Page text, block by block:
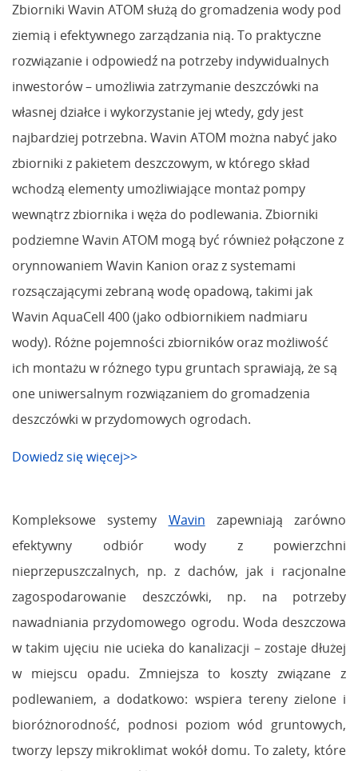
Zbiorniki Wavin ATOM służą do gromadzenia wody pod
ziemią i efektywnego zarządzania nią. To praktyczne
rozwiązanie i odpowiedź na potrzeby indywidualnych
inwestorów – umożliwia zatrzymanie deszczówki na
własnej działce i wykorzystanie jej wtedy, gdy jest
najbardziej potrzebna. Wavin ATOM można nabyć jako
zbiorniki z pakietem deszczowym, w którego skład
wchodzą elementy umożliwiające montaż pompy
wewnątrz zbiornika i węża do podlewania. Zbiorniki
podziemne Wavin ATOM mogą być również połączone z
orynnowaniem Wavin Kanion oraz z systemami
rozsączającymi zebraną wodę opadową, takimi jak
Wavin AquaCell 400 (jako odbiornikiem nadmiaru
wody). Różne pojemności zbiorników oraz możliwość
ich montażu w różnego typu gruntach sprawiają, że są
one uniwersalnym rozwiązaniem do gromadzenia
deszczówki w przydomowych ogrodach.
Dowiedz się więcej>>
Kompleksowe systemy Wavin zapewniają zarówno
efektywny odbiór wody z powierzchni
nieprzepuszczalnych, np. z dachów, jak i racjonalne
zagospodarowanie deszczówki, np. na potrzeby
nawadniania przydomowego ogrodu. Woda deszczowa
w takim ujęciu nie ucieka do kanalizacji – zostaje dłużej
w miejscu opadu. Zmniejsza to koszty związane z
podlewaniem, a dodatkowo: wspiera tereny zielone i
bioróżnorodność, podnosi poziom wód gruntowych,
tworzy lepszy mikroklimat wokół domu. To zalety, które